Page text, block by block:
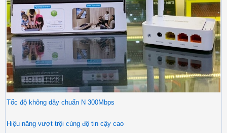
​​Tốc độ không dây chuẩn N 300Mbps
​Hiệu năng vượt trội cùng độ tin cậy cao